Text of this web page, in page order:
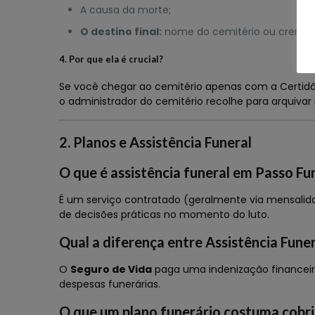
A causa da morte;
O destino final: nome do cemitério ou
4. Por que ela é crucial?
Se você chegar ao cemitério apenas com a
o administrador do cemitério recolhe para
2. Planos e Assistência Funeral
O que é assistência funeral em Passo
É um serviço contratado (geralmente via
de decisões práticas no momento do luto.
Qual a diferença entre Assistência
O Seguro de Vida paga uma indenização
despesas funerárias.
O que um plano funerário costuma